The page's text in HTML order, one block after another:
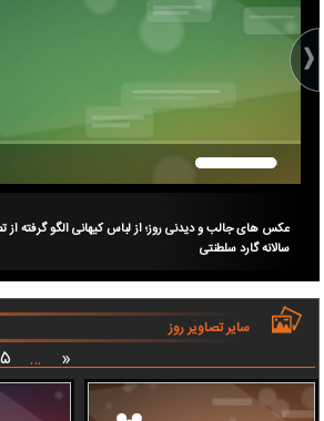
عکس های جالب و دیدنی روز؛ از لباس کیهانی الگو گرفته از
سالانه گارد سلطنتی
سایرتصاویر روز
۵ … «